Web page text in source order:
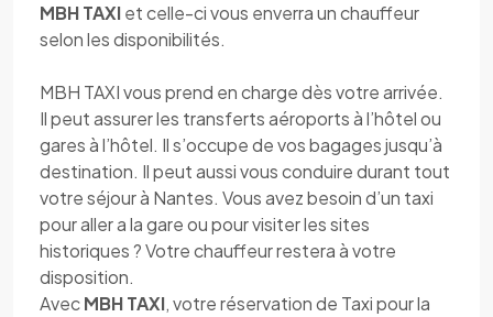
MBH TAXIet celle-ci vous enverra un chauffeur
selon les disponibilités.
MBH TAXI vous prend en charge dès votre arrivée.
Il peut assurer les transferts aéroports à l’hôtel ou
gares à l’hôtel. Il s’occupe de vos bagages jusqu’à
destination. Il peut aussi vous conduire durant tout
votre séjour à Nantes. Vous avez besoin d’un taxi
pour aller a la gare ou pour visiter les sites
historiques ? Votre chauffeur restera à votre
disposition.
AvecMBH TAXI, votre réservation de Taxi pour la